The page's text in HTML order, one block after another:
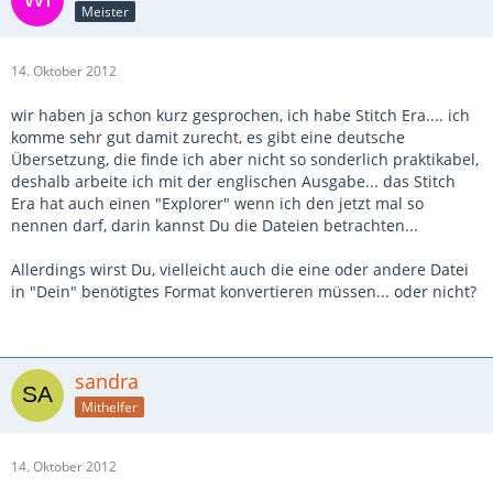
Meister
14. Oktober 2012
wir haben ja schon kurz gesprochen, ich habe Stitch Era.... ich
komme sehr gut damit zurecht, es gibt eine deutsche
Übersetzung, die finde ich aber nicht so sonderlich praktikabel,
deshalb arbeite ich mit der englischen Ausgabe... das Stitch
Era hat auch einen "Explorer" wenn ich den jetzt mal so
nennen darf, darin kannst Du die Dateien betrachten...
Allerdings wirst Du, vielleicht auch die eine oder andere Datei
in "Dein" benötigtes Format konvertieren müssen... oder nicht?
sandra
Mithelfer
14. Oktober 2012